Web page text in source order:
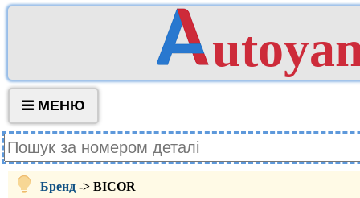
МЕНЮ
Бренд -> BICOR